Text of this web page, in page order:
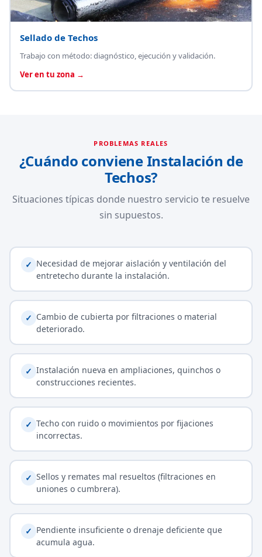
Sellado de Techos
Trabajo con método: diagnóstico, ejecución y validación.
Ver en tu zona →
PROBLEMAS REALES
¿Cuándo conviene Instalación de
Techos?
Situaciones típicas donde nuestro servicio te resuelve
sin supuestos.
✓ Necesidad de mejorar aislación y ventilación del
entretecho durante la instalación.
✓ Cambio de cubierta por filtraciones o material
deteriorado.
✓ Instalación nueva en ampliaciones, quinchos o
construcciones recientes.
✓ Techo con ruido o movimientos por fijaciones
incorrectas.
✓ Sellos y remates mal resueltos (filtraciones en
uniones o cumbrera).
✓ Pendiente insuficiente o drenaje deficiente que
acumula agua.